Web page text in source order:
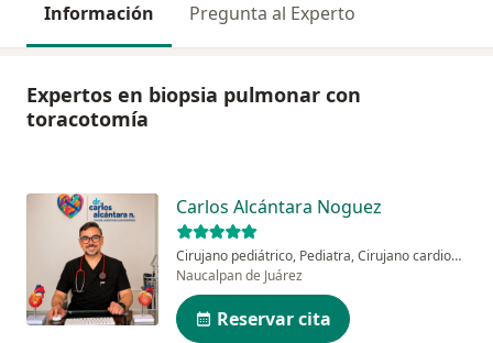
Información Pregunta al Experto
Expertos en biopsia pulmonar con
toracotomía
Carlos Alcántara Noguez
Cirujano pediátrico, Pediatra, Cirujano cardiovascular y torácico pediátrico
Naucalpan de Juárez
Reservar cita